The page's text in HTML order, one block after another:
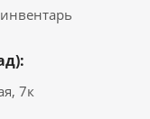
7к